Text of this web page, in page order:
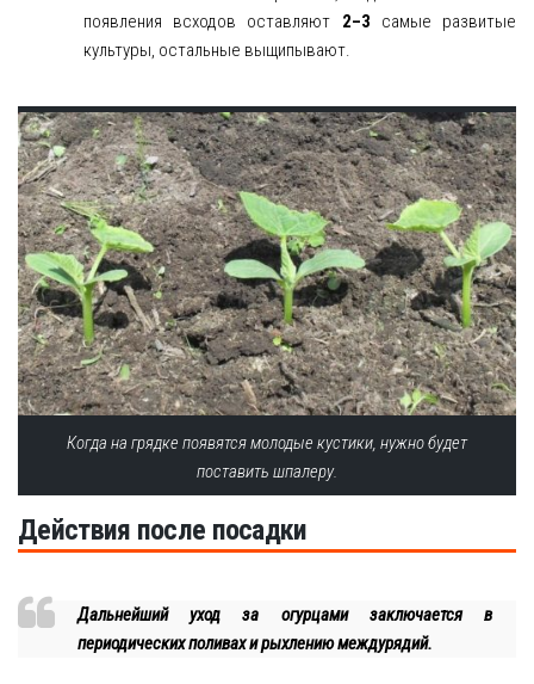
появления всходов оставляют 2–3 самые развитые
культуры, остальные выщипывают.
Когда на грядке появятся молодые кустики, нужно будет
поставить шпалеру.
Действия после посадки
Дальнейший уход за огурцами заключается в
периодических поливах и рыхлению междурядий.